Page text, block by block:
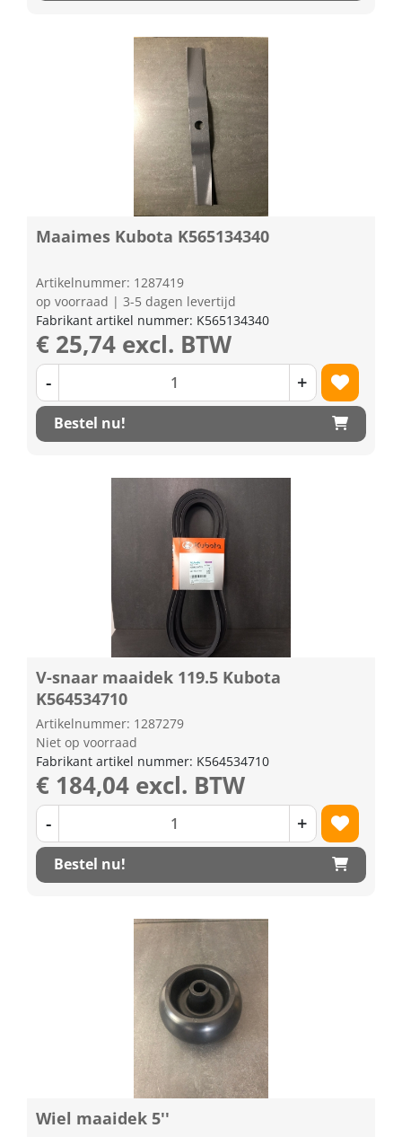
Maaimes Kubota K565134340
Artikelnummer: 1287419
op voorraad | 3-5 dagen levertijd
Fabrikant artikel nummer: K565134340
€ 25,74 excl. BTW
- +
Bestel nu!
V-snaar maaidek 119.5 Kubota
K564534710
Artikelnummer: 1287279
Niet op voorraad
Fabrikant artikel nummer: K564534710
€ 184,04 excl. BTW
- +
Bestel nu!
Wiel maaidek 5''